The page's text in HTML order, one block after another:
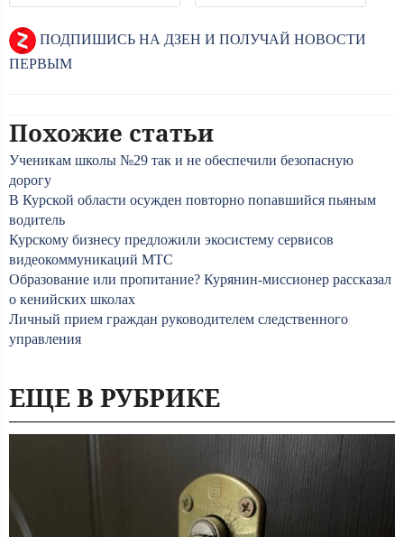
ПОДПИШИСЬ НА ДЗЕН И ПОЛУЧАЙ НОВОСТИ
ПЕРВЫМ
Похожие статьи
Ученикам школы №29 так и не обеспечили безопасную
дорогу
В Курской области осужден повторно попавшийся пьяным
водитель
Курскому бизнесу предложили экосистему сервисов
видеокоммуникаций МТС
Образование или пропитание? Курянин-миссионер рассказал
о кенийских школах
Личный прием граждан руководителем следственного
управления
ЕЩЕ В РУБРИКЕ